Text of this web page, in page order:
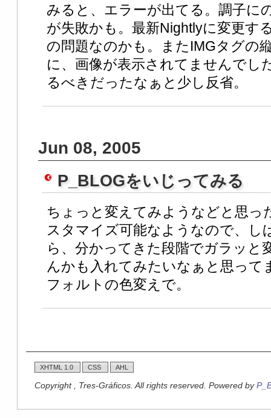
みると、エラーが出てる。調子に
が失敗かも。最新Nightlyに変更す
の問題なのかも。またIMGタグの
に、画像が表示されてませんでし
るべきだったなぁと少し反省。
Jun 08, 2005
P_BLOGをいじってみる
ちょっと変えてみようなどと思っ
スタマイズ可能なようなので、し
ら、分かってきた段階でガラッと
んかも入れてみたいなぁと思って
フォルトの色変えで。
XHTML 1.0 CSS AHL
Copyright , Tres-Gráficos. All rights reserved. Powered by